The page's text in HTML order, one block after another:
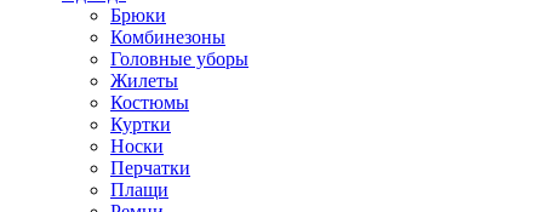
Брюки
Комбинезоны
Головные уборы
Жилеты
Костюмы
Куртки
Носки
Перчатки
Плащи